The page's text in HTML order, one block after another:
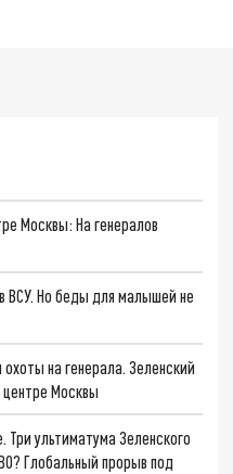
Москвы: На генералов
ВСУ. Но беды для малышей не
на генерала. Зеленский
Москвы
ультиматума Зеленского
Глобальный прорыв под